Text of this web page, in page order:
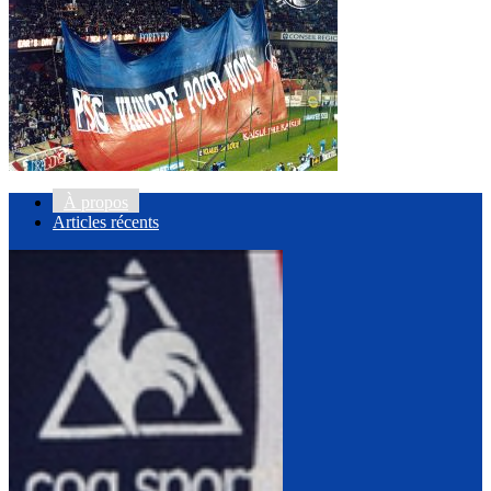
À propos
Articles récents